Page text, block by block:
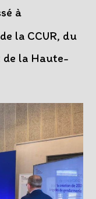
à
la CCUR, du
la Haute-